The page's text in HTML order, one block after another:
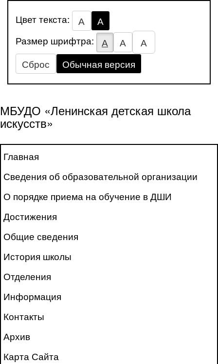
Цвет текста: А
А
Размер шрифтра:
А А
А
Сброс
Обычная версия
МБУДО «Ленинская детская школа
искусств»
Главная
Сведения об образовательной организации
О порядке приема на обучение в ДШИ
Достижения
Общие сведения
История школы
Отделения
Информация
Контакты
Архив
Карта Сайта